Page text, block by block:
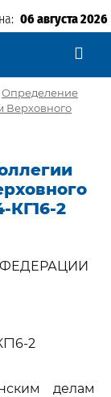
06 августа 2026
Определение
Верховного
КГ16-2
2
делам